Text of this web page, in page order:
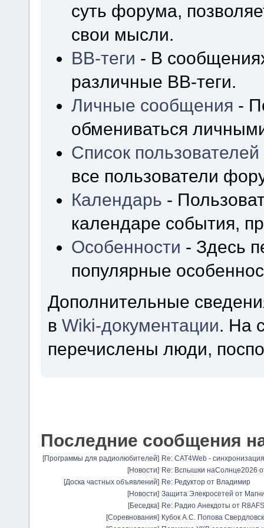
суть форума,
свои мысли.
BB-теги - В
различные BB-теги.
Личные сообщения -
обмениваться
Список пользователей
все пользователи
Календарь -
календаре события,
Особенности - Здесь
популярные
Дополнительные
вWiki-документации. На
перечислены люди,
Последние сообщения
[Программы для радиолюбителей] Re: CAT4Web -
[Новости] Re: Вспышки наСолнце2026
[Доска частных объявлений] Re: Редуктор от Владимир
[Новости] Защита Элекросетей от
[Беседка] Re: Радио Анекдоты от R8AFS
[Соревнования] Кубок А.С. Попова